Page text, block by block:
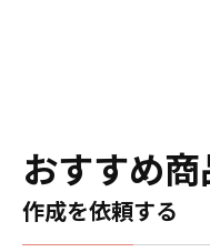
していただくことができま
す。国内生産で短納期、
ロットからの制作も承
おりますので、お気軽にご
相談ください。
おすすめ商
作成を依頼する